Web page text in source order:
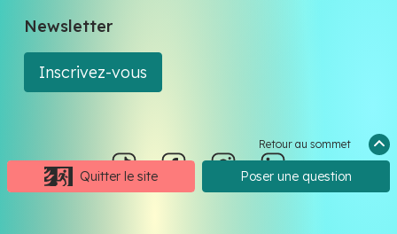
Quitter le site Poser une question
Retour au sommet
Newsletter
Inscrivez-vous